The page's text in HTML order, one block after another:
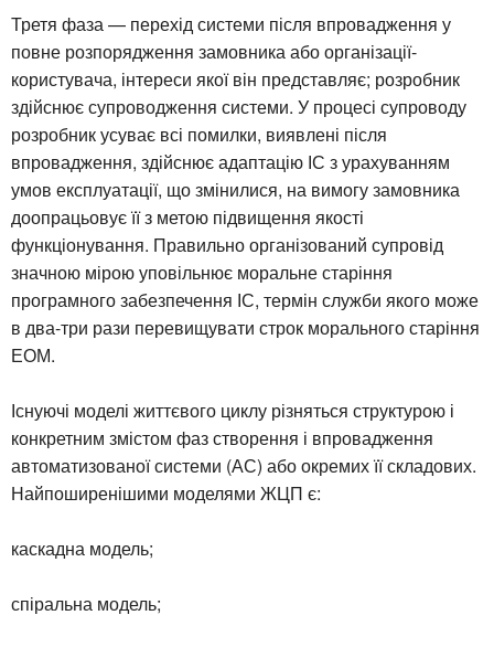
Третя фаза — перехід системи після впровадження у
повне розпорядження замовника або організації-
користувача, інтереси якої він представляє; розробник
здійснює супроводження системи. У процесі супроводу
розробник усуває всі помилки, виявлені після
впровадження, здійснює адаптацію ІС з урахуванням
умов експлуатації, що змінилися, на вимогу замовника
доопрацьовує її з метою підвищення якості
функціонування. Правильно організований супровід
значною мірою уповільнює моральне старіння
програмного забезпечення ІС, термін служби якого може
в два-три рази перевищувати строк морального старіння
ЕОМ.
Існуючі моделі життєвого циклу різняться структурою і
конкретним змістом фаз створення і впровадження
автоматизованої системи (АС) або окремих її складових.
Найпоширенішими моделями ЖЦП є:
каскадна модель;
спіральна модель;